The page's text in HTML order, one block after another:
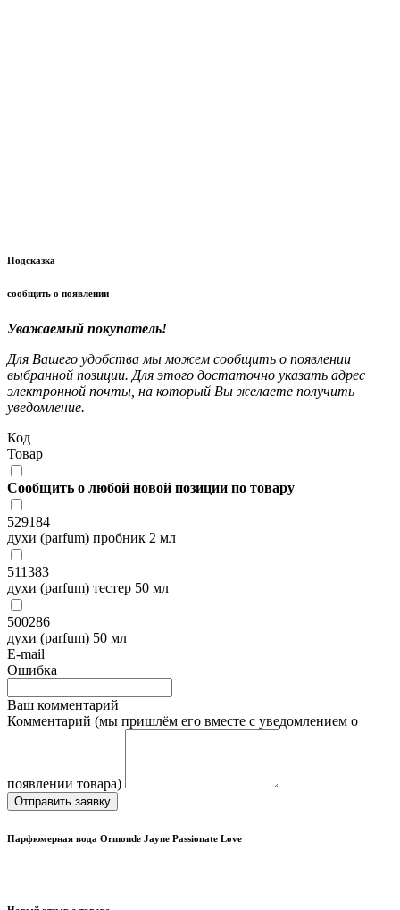
Подсказка
сообщить о появлении
Уважаемый покупатель!
Для Вашего удобства мы можем сообщить о появлении
выбранной позиции. Для этого достаточно указать адрес
электронной почты, на который Вы желаете получить
уведомление.
Код
Товар
Сообщить о любой новой позиции по товару
529184
духи (parfum) пробник 2 мл
511383
духи (parfum) тестер 50 мл
500286
духи (parfum) 50 мл
E-mail
Ошибка
Ваш комментарий
Комментарий (мы пришлём его вместе с уведомлением о
появлении товара)
Отправить заявку
Парфюмерная вода Ormonde Jayne Passionate Love